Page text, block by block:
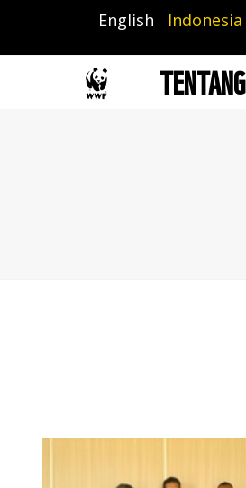
isi
English Indonesia
TENTANG